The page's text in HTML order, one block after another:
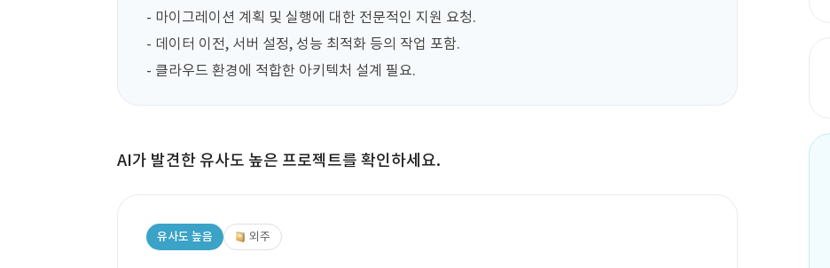
- 마이그레이션 계획 및 실행에 대한 전문적인 지원 요청.
- 데이터 이전, 서버 설정, 성능 최적화 등의 작업 포함.
- 클라우드 환경에 적합한 아키텍처 설계 필요.
AI가 발견한 유사도 높은 프로젝트를 확인하세요.
유사도 높음 외주